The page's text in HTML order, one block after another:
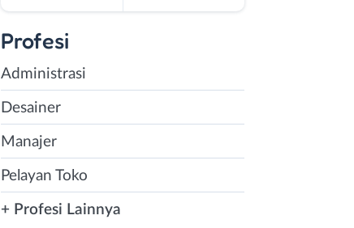
Profesi
Administrasi
Desainer
Manajer
Pelayan Toko
+ Profesi Lainnya